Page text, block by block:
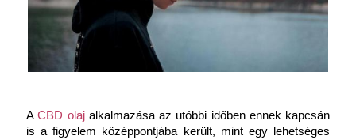
A CBD olaj alkalmazása az utóbbi időben ennek kapcsán
is a figyelem középpontjába került, mint egy lehetséges